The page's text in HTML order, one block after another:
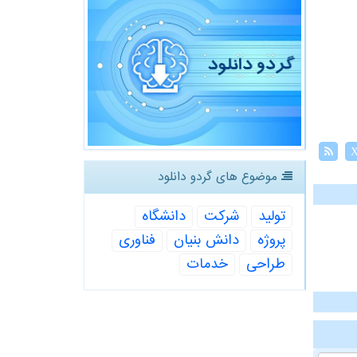
موضوع های گردو دانلود
تولید شركت
دانشگاه
پروژه
دانش بنیان
فناوری
طراحی
خدمات